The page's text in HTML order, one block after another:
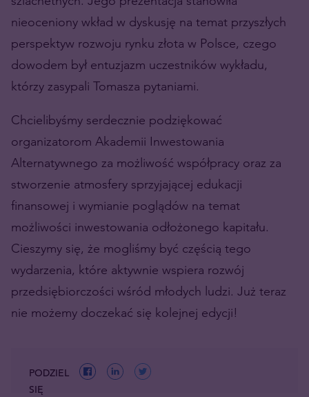
nieoceniony wkład w dyskusję na temat przyszłych
perspektyw rozwoju rynku złota w Polsce, czego
dowodem był entuzjazm uczestników wykładu,
którzy zasypali Tomasza pytaniami.
Chcielibyśmy serdecznie podziękować
organizatorom Akademii Inwestowania
Alternatywnego za możliwość współpracy oraz za
stworzenie atmosfery sprzyjającej edukacji
finansowej i wymianie poglądów na temat
możliwości inwestowania odłożonego kapitału.
Cieszymy się, że mogliśmy być częścią tego
wydarzenia, które aktywnie wspiera rozwój
przedsiębiorczości wśród młodych ludzi. Już teraz
nie możemy doczekać się kolejnej edycji!
PODZIEL
SIĘ